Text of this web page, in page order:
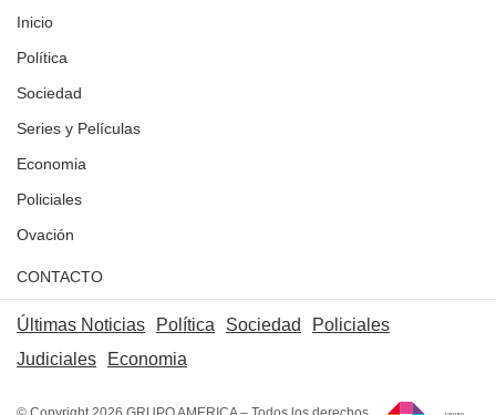
Inicio
Política
Sociedad
Series y Películas
Economia
Policiales
Ovación
CONTACTO
Últimas Noticias Política Sociedad
Policiales
Judiciales
Economia